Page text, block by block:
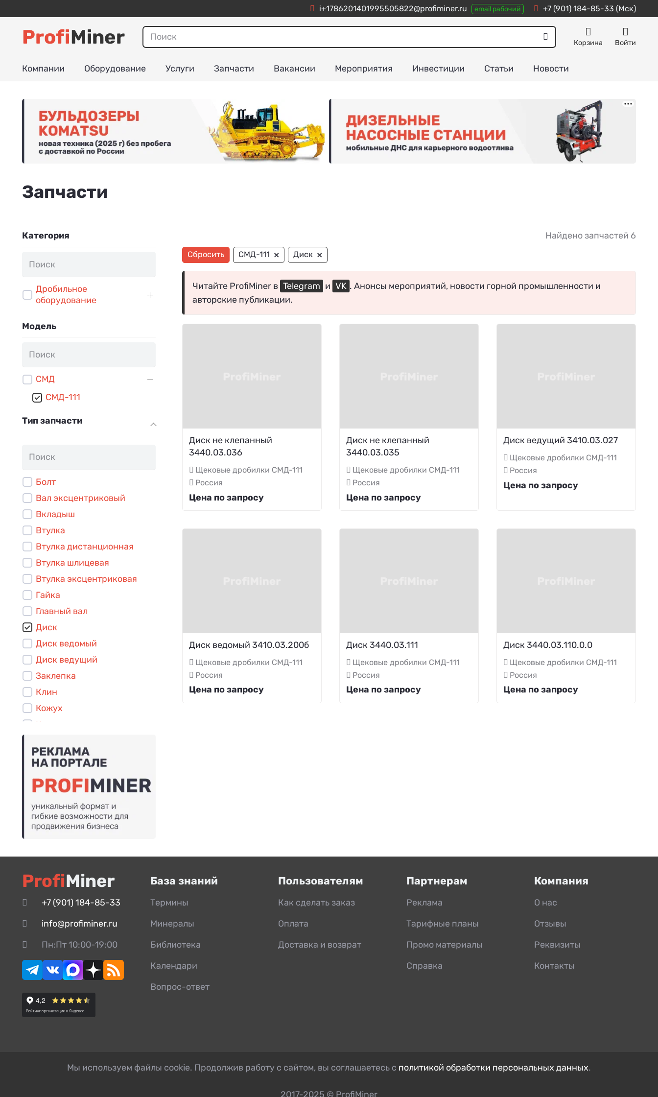
i+1786201401995505822@profiminer.ru email рабочий +7 (901) 184-85-33 (Мск)
ProfiMiner Корзина Войти
Компании Оборудование Услуги Запчасти Вакансии Мероприятия Инвестиции Статьи Новости
Запчасти
Категория
Дробильное
оборудование
Модель
СМД
СМД-111
Тип запчасти
Болт
Вал эксцентриковый
Вкладыш
Втулка
Втулка дистанционная
Втулка шлицевая
Втулка эксцентриковая
Гайка
Главный вал
Диск
Диск ведомый
Диск ведущий
Заклепка
Клин
Кожух
Колонка
Крышка
Накладка
Подшипник
Пружина
Футеровка
Футеровка боковая
Шайба
Шкив
Шпонка
Найдено запчастей 6
Сбросить СМД-111 × Диск ×
Читайте ProfiMiner в Telegram и VK . Анонсы мероприятий, новости горной промышленности и
авторские публикации.
Диск не клепанный
3440.03.036
Щековые дробилки СМД-111
Россия
Цена по запросу
Диск не клепанный
3440.03.035
Щековые дробилки СМД-111
Россия
Цена по запросу
Диск ведущий 3410.03.027
Щековые дробилки СМД-111
Россия
Цена по запросу
Диск ведомый 3410.03.200б
Щековые дробилки СМД-111
Россия
Цена по запросу
Диск 3440.03.111
Щековые дробилки СМД-111
Россия
Цена по запросу
Диск 3440.03.110.0.0
Щековые дробилки СМД-111
Россия
Цена по запросу
ProfiMiner
+7 (901) 184-85-33
info@profiminer.ru
Пн:Пт 10:00-19:00
База знаний
Термины
Минералы
Библиотека
Календари
Вопрос-ответ
Пользователям
Как сделать заказ
Оплата
Доставка и возврат
Партнерам
Реклама
Тарифные планы
Промо материалы
Справка
Компания
О нас
Отзывы
Реквизиты
Контакты
Мы используем файлы cookie. Продолжив работу с сайтом, вы соглашаетесь с политикой обработки персональных данных.
2017-2025 © ProfiMiner